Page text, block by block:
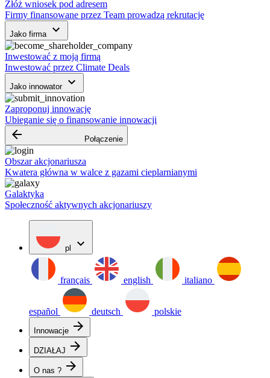
Złóż wniosek pod adresem
Firmy finansowane przez Team prowadzą rekrutację
Jako firma keyboard_arrow_down
Inwestować z moją firmą
Inwestować przez Climate Deals
Jako innowator keyboard_arrow_down
Zaproponuj innowację
Ubieganie się o finansowanie innowacji
arrow_backward Połączenie
Obszar akcjonariusza
Kwatera główna w walce z gazami cieplarnianymi
Galaktyka
Społeczność aktywnych akcjonariuszy
pl expand_more
français english italiano
español deutsch polskie
Innowacje arrow_forward
DZIAŁAJ arrow_forward
O nas ? arrow_forward